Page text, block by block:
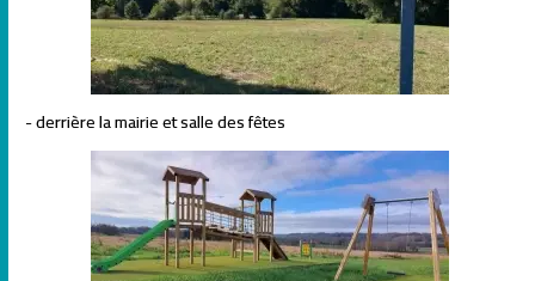
- derrière la mairie et salle des fêtes